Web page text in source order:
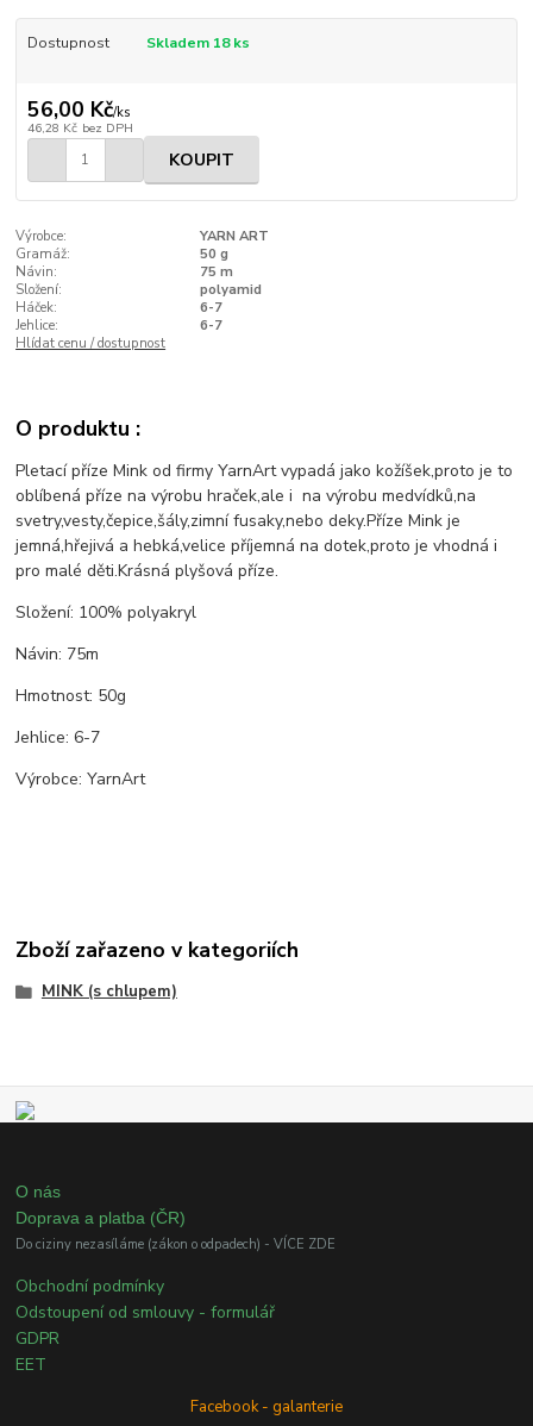
Dostupnost Skladem 18 ks
56,00 Kč/ks
46,28 Kč bez DPH
KOUPIT
Výrobce:
YARN ART
Gramáž:
50 g
Návin:
75 m
Složení:
polyamid
Háček:
6-7
Jehlice:
6-7
Hlídat cenu / dostupnost
O produktu :
Pletací příze Mink od firmy YarnArt vypadá jako kožíšek,proto je to
oblíbená příze na výrobu hraček,ale i na výrobu medvídků,na
svetry,vesty,čepice,šály,zimní fusaky,nebo deky.Příze Mink je
jemná,hřejivá a hebká,velice příjemná na dotek,proto je vhodná i
pro malé děti.Krásná plyšová příze.
Složení: 100% polyakryl
Návin: 75m
Hmotnost: 50g
Jehlice: 6-7
Výrobce: YarnArt
Zboží zařazeno v kategoriích
MINK (s chlupem)
O nás
Doprava a platba (ČR)
Do ciziny nezasíláme (zákon o odpadech) - VÍCE ZDE
Obchodní podmínky
Odstoupení od smlouvy - formulář
GDPR
EET
Facebook - galanterie